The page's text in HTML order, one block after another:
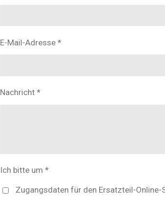
E-Mail-Adresse *
Nachricht *
Ich bitte um *
Zugangsdaten für den Ersatzteil-Online-